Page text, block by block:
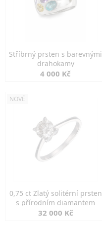
Stříbrný prsten s barevnými
drahokamy
4 000 Kč
NOVÉ
0,75 ct Zlatý solitérní prsten
s přírodním diamantem
32 000 Kč